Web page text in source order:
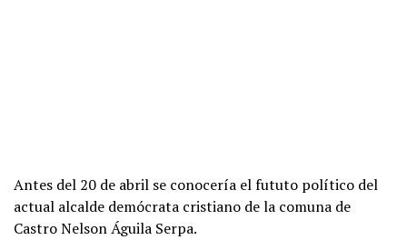
Antes del 20 de abril se conocería el fututo político del
actual alcalde demócrata cristiano de la comuna de
Castro Nelson Águila Serpa.